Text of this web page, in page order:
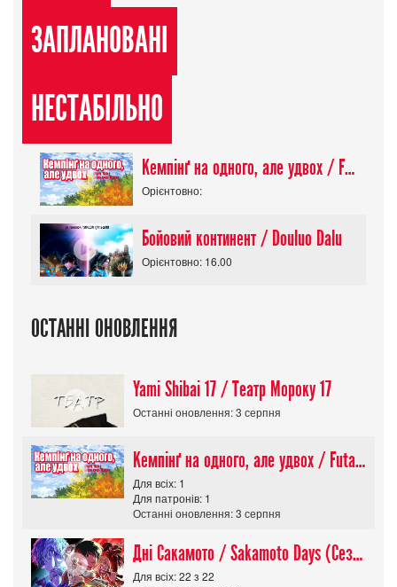
ЗАПЛАНОВАНІ
НЕСТАБІЛЬНО
Кемпінґ на одного, але удвох / Futari Solo Camp
Орієнтовно:
Бойовий континент / Douluo Dalu
Орієнтовно: 16.00
ОСТАННІ ОНОВЛЕННЯ
Yami Shibai 17 / Театр Мороку 17
Останні оновлення: 3 серпня
Кемпінґ на одного, але удвох / Futari Solo Camp
Для всіх: 1
Для патронів: 1
Останні оновлення: 3 серпня
Дні Сакамото / Sakamoto Days (Сезон 1)
Для всіх: 22 з 22